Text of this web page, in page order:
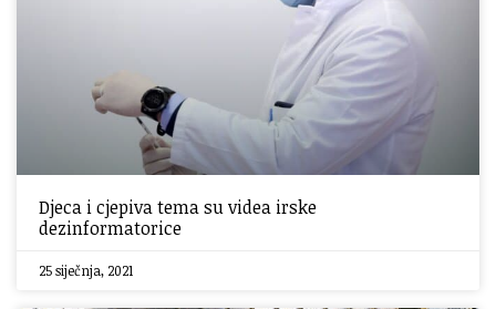
Djeca i cjepiva tema su videa irske
dezinformatorice
25 siječnja, 2021